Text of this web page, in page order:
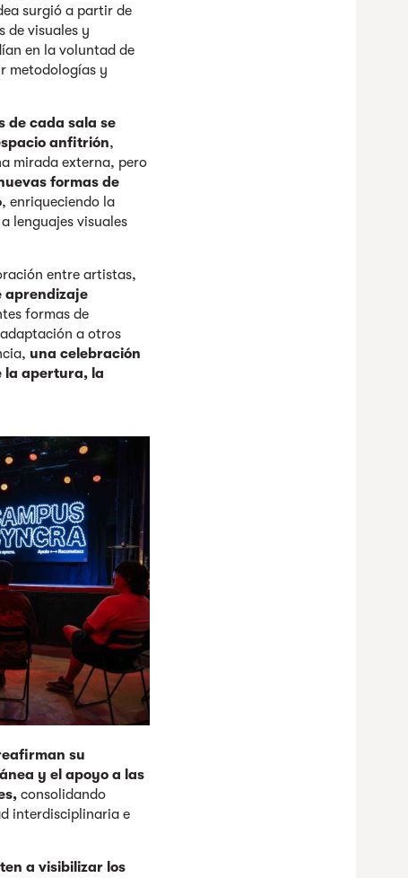
surgió a partir de
de visuales y
en la voluntad de
metodologías y
de cada sala se
anfitrión,
mirada externa, pero
formas de
, enriqueciendo la
lenguajes visuales
entre artistas,
aprendizaje
formas de
a otros
una celebración
la apertura, la
su
y el apoyo a las
consolidando
interdisciplinaria e
a visibilizar los